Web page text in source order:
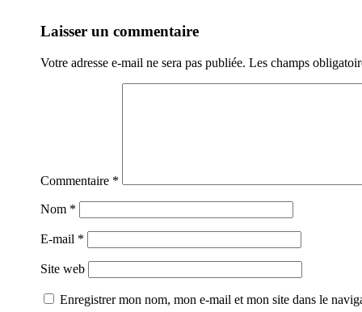
Laisser un commentaire
Votre adresse e-mail ne sera pas publiée. Les champs
Commentaire *
Nom *
E-mail *
Site web
Enregistrer mon nom, mon e-mail et mon site dans le